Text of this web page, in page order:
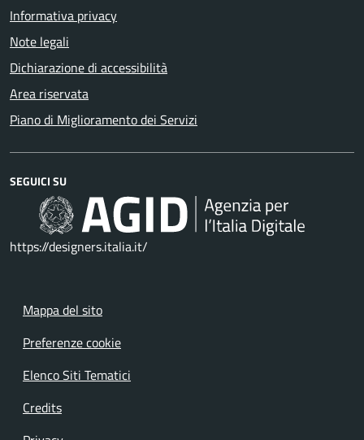
Informativa privacy
Note legali
Dichiarazione di accessibilità
Area riservata
Piano di Miglioramento dei Servizi
SEGUICI SU
https://designers.italia.it/
Mappa del sito
Preferenze cookie
Elenco Siti Tematici
Credits